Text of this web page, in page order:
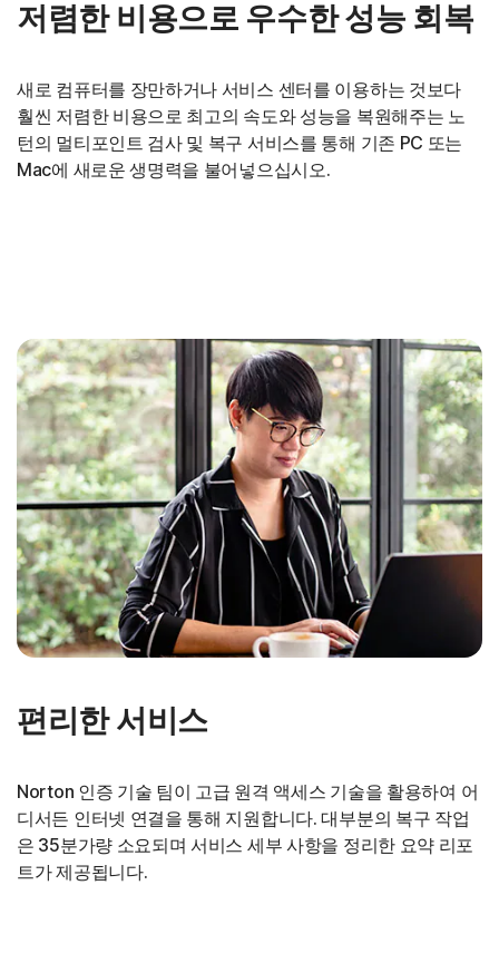
저렴한 비용으로 우수한 성능 회복
새로 컴퓨터를 장만하거나 서비스 센터를 이용하는 것보다
훨씬 저렴한 비용으로 최고의 속도와 성능을 복원해주는 노
턴의 멀티포인트 검사 및 복구 서비스를 통해 기존 PC 또는
Mac에 새로운 생명력을 불어넣으십시오.
편리한 서비스
Norton 인증 기술 팀이 고급 원격 액세스 기술을 활용하여 어
디서든 인터넷 연결을 통해 지원합니다. 대부분의 복구 작업
은 35분가량 소요되며 서비스 세부 사항을 정리한 요약 리포
트가 제공됩니다.